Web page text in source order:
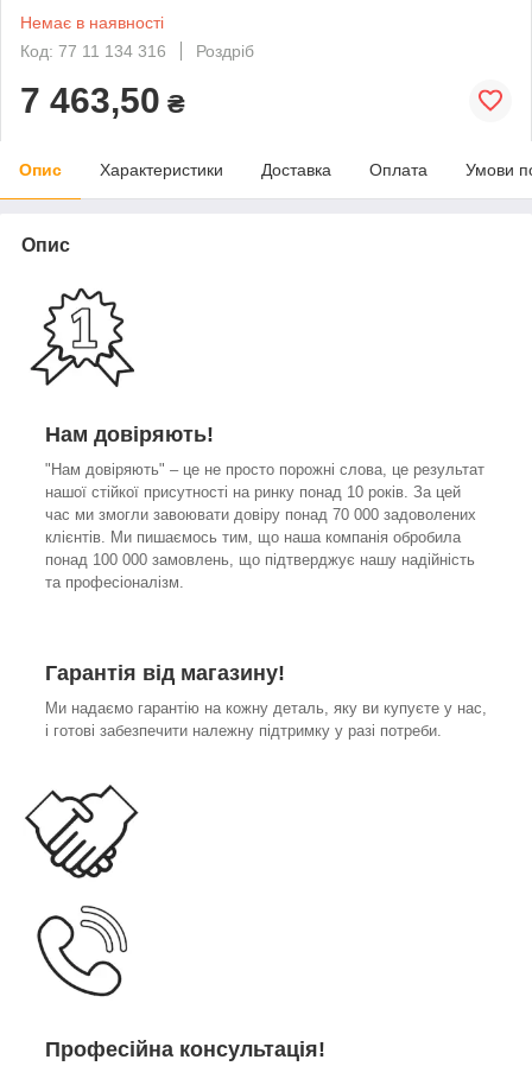
Немає в наявності
Код: 77 11 134 316
Роздріб
7 463,50 ₴
Опис Характеристики Доставка Оплата Умови
Опис
Нам довіряють!
"Нам довіряють" – це не просто порожні слова, це результат
нашої стійкої присутності на ринку понад 10 років. За цей
час ми змогли завоювати довіру понад 70 000 задоволених
клієнтів. Ми пишаємось тим, що наша компанія обробила
понад 100 000 замовлень, що підтверджує нашу надійність
та професіоналізм.
Гарантія від магазину!
Ми надаємо гарантію на кожну деталь, яку ви купуєте у нас,
і готові забезпечити належну підтримку у разі потреби.
Професійна консультація!